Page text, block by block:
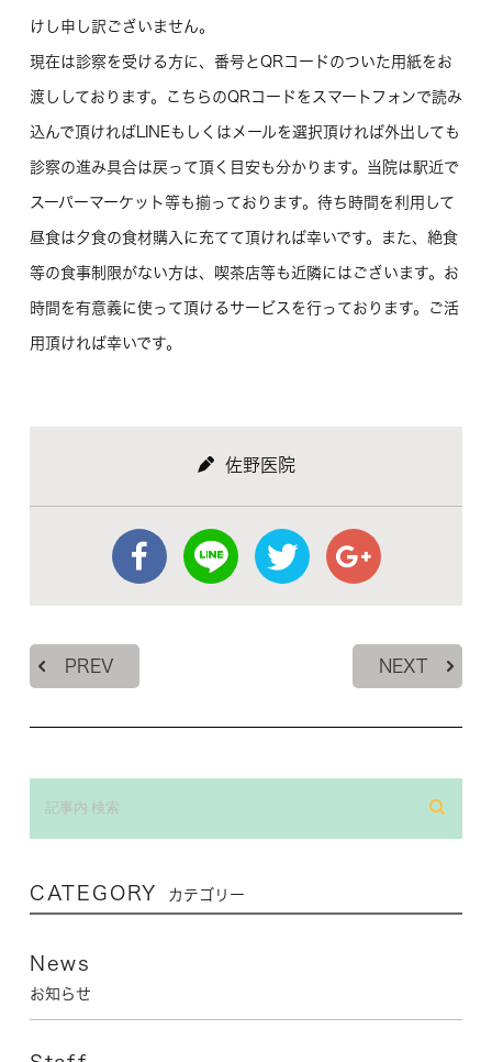
けし申し訳ございません。
現在は診察を受ける方に、番号とQRコードのついた用紙をお
渡ししております。こちらのQRコードをスマートフォンで読み
込んで頂ければLINEもしくはメールを選択頂ければ外出しても
診察の進み具合は戻って頂く目安も分かります。当院は駅近で
スーパーマーケット等も揃っております。待ち時間を利用して
昼食は夕食の食材購入に充てて頂ければ幸いです。また、絶食
等の食事制限がない方は、喫茶店等も近隣にはございます。お
時間を有意義に使って頂けるサービスを行っております。ご活
用頂ければ幸いです。
佐野医院
PREV NEXT
CATEGORY カテゴリー
News
お知らせ